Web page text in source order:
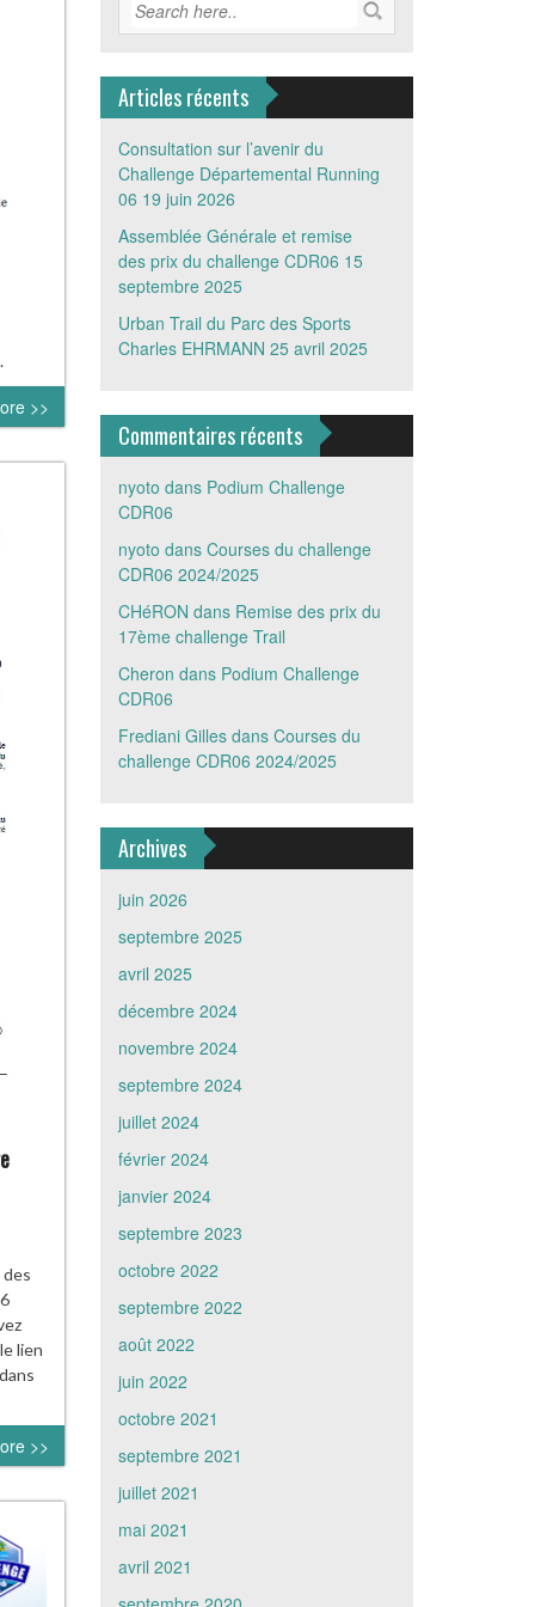
>>
lien
>>
Articles récents
Consultation sur l’avenir du
Challenge Départemental Running
06 19 juin 2026
Assemblée Générale et remise
des prix du challenge CDR06 15
septembre 2025
Urban Trail du Parc des Sports
Charles EHRMANN 25 avril 2025
Commentaires récents
nyoto dans Podium Challenge
CDR06
nyoto dans Courses du challenge
CDR06 2024/2025
CHéRON dans Remise des prix du
17ème challenge Trail
Cheron dans Podium Challenge
CDR06
Frediani Gillesdans Courses du
challenge CDR06 2024/2025
Archives
juin 2026
septembre 2025
avril 2025
décembre 2024
novembre 2024
septembre 2024
juillet 2024
février 2024
janvier 2024
septembre 2023
octobre 2022
septembre 2022
août 2022
juin 2022
octobre 2021
septembre 2021
juillet 2021
mai 2021
avril 2021